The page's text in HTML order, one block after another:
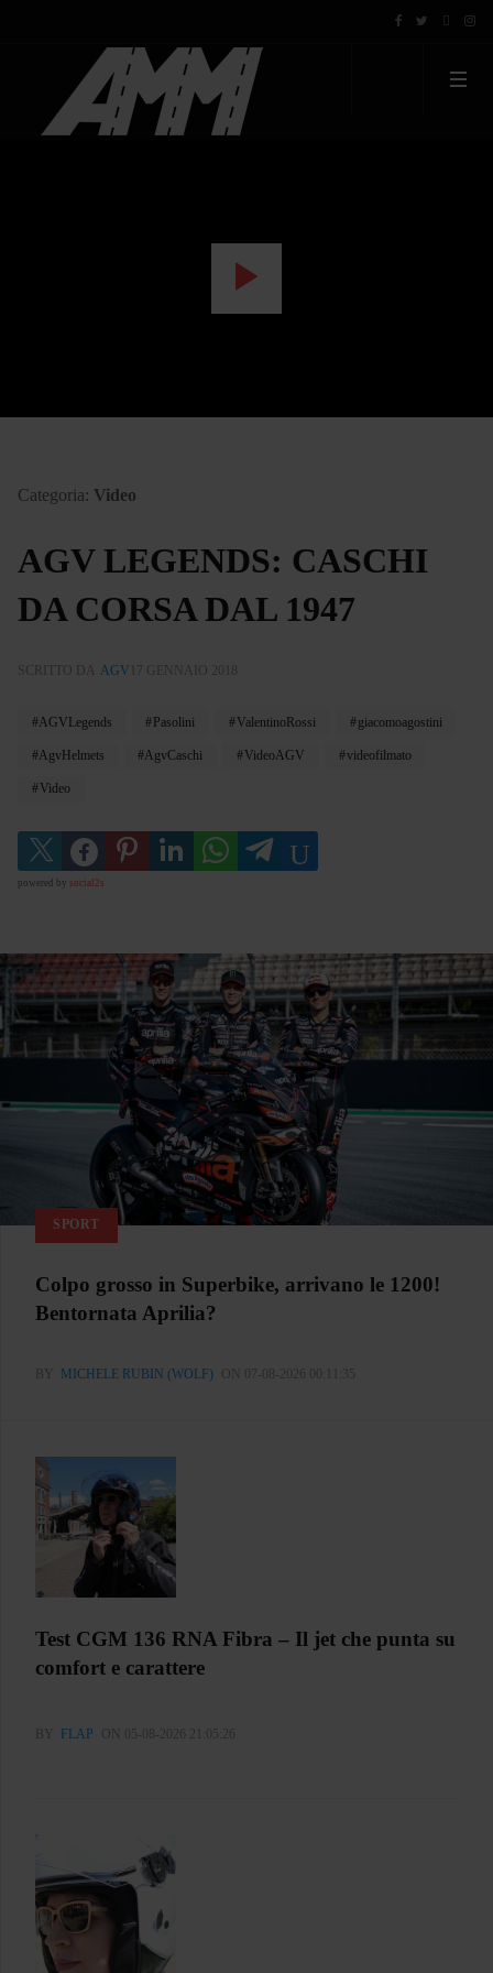
WATCH
Categoria: Video
AGV LEGENDS: CASCHI
DA CORSA DAL 1947
SCRITTO DA AGV 17 GENNAIO 2018
AGVLegends Pasolini ValentinoRossi giacomoagostini
AgvHelmets AgvCaschi VideoAGV videofilmato
Video
powered by social2s
SPORT
Colpo grosso in Superbike, arrivano le 1200!
Bentornata Aprilia?
BY MICHELE RUBIN (WOLF) ON 07-08-2026 00:11:35
Test CGM 136 RNA Fibra – Il jet che punta su
comfort e carattere
BY FLAP ON 05-08-2026 21:05:26